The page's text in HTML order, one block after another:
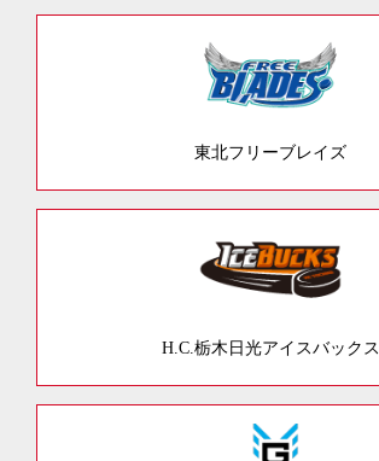
東北フリーブレイズ
H.C.栃木日光アイスバックス